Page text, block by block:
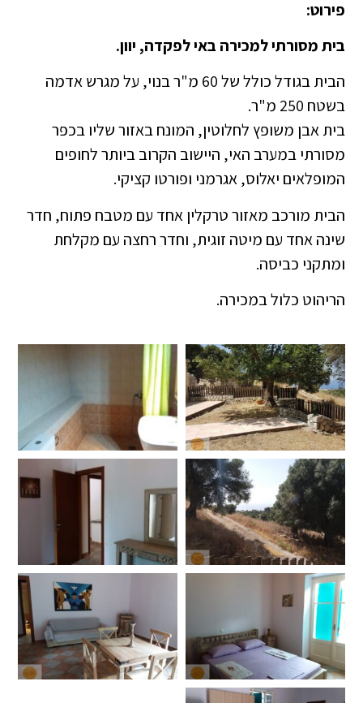
פירוט:
בית מסורתי למכירה באי לפקדה, יוון.
הבית בגודל כולל של 60 מ"ר בנוי, על מגרש אדמה
בשטח 250 מ"ר.
בית אבן משופץ לחלוטין, המונח באזור שליו בכפר
מסורתי במערב האי, היישוב הקרוב ביותר לחופים
המופלאים יאלוס, אגרמני ופורטו קציקי.
הבית מורכב מאזור טרקלין אחד עם מטבח פתוח, חדר
שינה אחד עם מיטה זוגית, וחדר רחצה עם מקלחת
ומתקני כביסה.
הריהוט כלול במכירה.